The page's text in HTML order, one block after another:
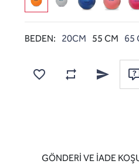
BEDEN: 20CM 55 CM 65
Favorilere ekle
Karşılaştırma
GÖNDERİ VE İADE